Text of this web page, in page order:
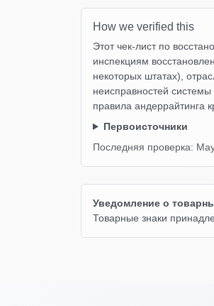
Copart
How we verified this
Этот чек-лист по
инспекциям
некоторых штатах),
неисправностей
правила андеррайтинга
Первоисточники
Последняя проверка:
Уведомление о
Товарные знаки